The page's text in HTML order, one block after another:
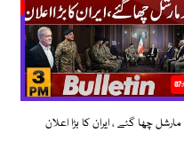
چھا گئے ، ایران کا بڑا اعلان